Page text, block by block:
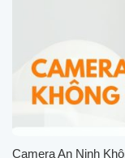
Camera An Ninh